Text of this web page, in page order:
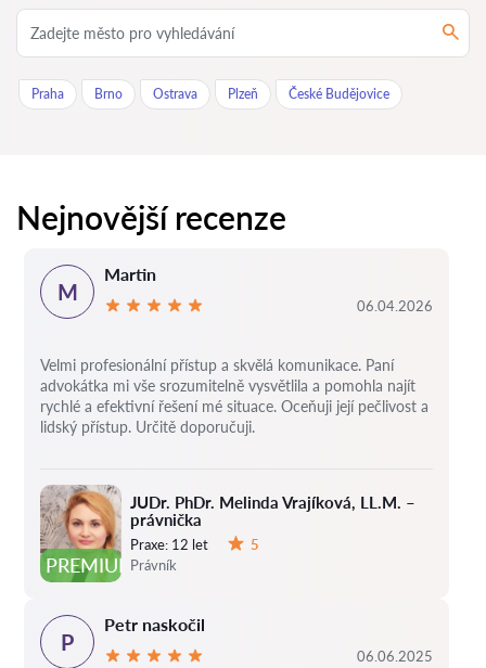
Praha Brno Ostrava Plzeň České Budějovice
Nejnovější recenze
PREMIUM
JUDr. PhDr. Melinda Vrajíková, LL.M. –
právnička
Praxe: 12 let
5
Právník
M
Martin
06.04.2026
Velmi profesionální přístup a skvělá komunikace. Paní
advokátka mi vše srozumitelně vysvětlila a pomohla najít
rychlé a efektivní řešení mé situace. Oceňuji její pečlivost a
lidský přístup. Určitě doporučuji.
P
Petr naskočil
06.06.2025